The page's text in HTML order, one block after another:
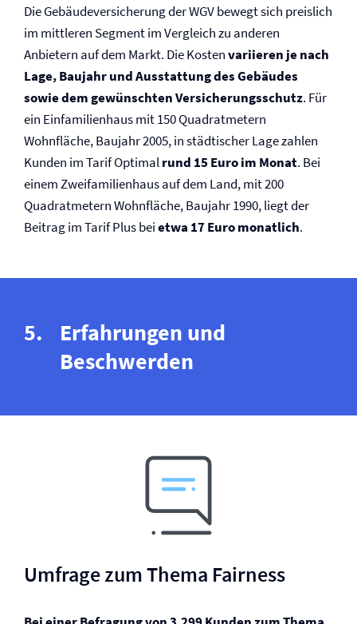
Die Gebäude­versicherung der WGV bewegt sich preislich
im mittleren Segment im Vergleich zu anderen
Anbietern auf dem Markt. Die Kostenvariieren je nach
Lage, Baujahr und Ausstattung des Gebäudes
sowie dem gewünschten Versicherungsschutz. Für
ein Einfamilienhaus mit 150 Quadratmetern
Wohnfläche, Baujahr 2005, in städtischer Lage zahlen
Kunden im Tarif Optimalrund 15 Euro im Monat. Bei
einem Zweifamilienhaus auf dem Land, mit 200
Quadratmetern Wohnfläche, Baujahr 1990, liegt der
Beitrag im Tarif Plus beietwa 17 Euro monatlich.
Erfahrungen und
Beschwerden
Umfrage zum Thema Fairness